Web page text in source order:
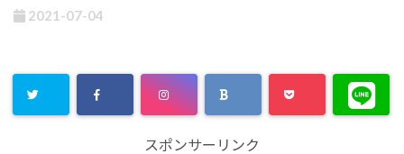
2021-07-04
スポンサーリンク